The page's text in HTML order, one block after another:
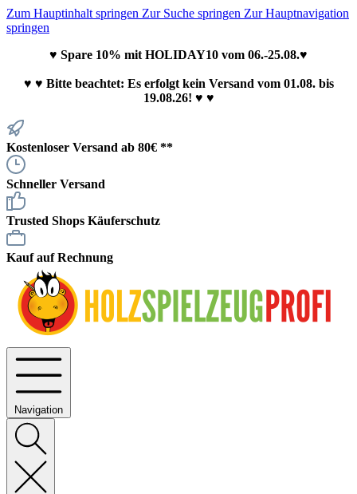
Zum Hauptinhalt springen Zur Suche springen Zur Hauptnavigation
springen
♥ Spare 10% mit HOLIDAY10 vom 06.-25.08.♥
♥ ♥ Bitte beachtet: Es erfolgt kein Versand vom 01.08. bis
19.08.26! ♥ ♥
Kostenloser Versand ab 80€ **
Schneller Versand
Trusted Shops Käuferschutz
Kauf auf Rechnung
Navigation